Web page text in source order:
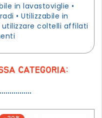
in lavastoviglie •
• Utilizzabile in
utilizzare coltelli affilati
CATEGORIA: